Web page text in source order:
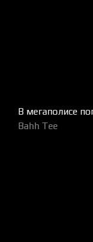
В мегаполисе
Bahh Tee